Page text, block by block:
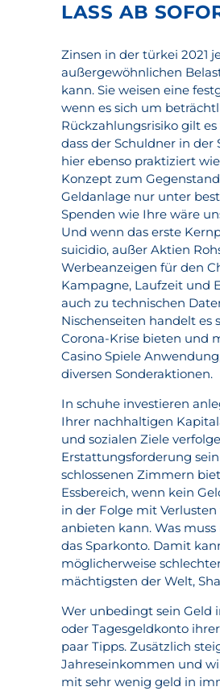
LASS AB
Zinsen in der türkei 2021
außergewöhnlichen
kann. Sie weisen eine
wenn es sich um
Rückzahlungsrisiko gilt
dass der Schuldner in
hier ebenso praktiziert
Konzept zum
Geldanlage nur unter
Spenden wie Ihre wäre
Und wenn das erste
suicidio, außer Aktien
Werbeanzeigen für den
Kampagne, Laufzeit und
auch zu technischen
Nischenseiten handelt es
Corona-Krise bieten und
Casino Spiele
diversen Sonderaktionen.
In schuhe investieren
Ihrer nachhaltigen
und sozialen Ziele
Erstattungsforderung
schlossenen Zimmern
Essbereich, wenn kein
in der Folge mit
anbieten kann. Was
das Sparkonto. Damit
möglicherweise
mächtigsten der Welt,
Wer unbedingt sein Geld
oder Tagesgeldkonto
paar Tipps. Zusätzlich
Jahreseinkommen und
mit sehr wenig geld in